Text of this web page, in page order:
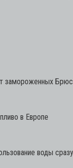
замороженных
в Европе
воды сразу